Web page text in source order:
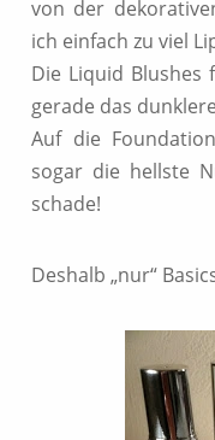
von der
ich einfach zu viel
Die Liquid
gerade das
Auf die
sogar die hellste
schade!
Deshalb „nur“